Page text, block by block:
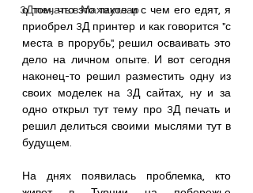
3Д печать в Махмутлар
о том, что это такое и с чем его едят, я
приобрел 3Д принтер и как говорится "с
места в прорубь", решил осваивать это
дело на личном опыте. И вот сегодня
наконец-то решил разместить одну из
своих моделек на 3Д сайтах, ну и за
одно открыл тут тему про 3Д печать и
решил делиться своими мыслями тут в
будущем.
На днях появилась проблемка, кто